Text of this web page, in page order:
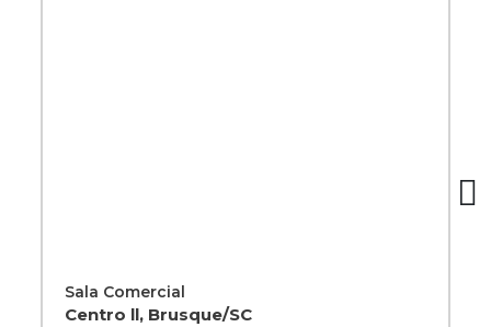
Sala Comercial
Centro ll, Brusque/SC